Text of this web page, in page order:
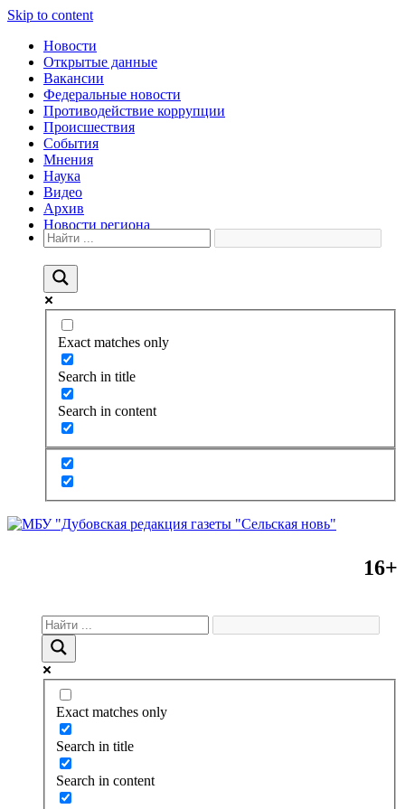
Skip to content
Новости
Открытые данные
Вакансии
Федеральные новости
Противодействие коррупции
Происшествия
События
Мнения
Наука
Видео
Архив
Новости региона
Exact matches only
Search in title
Search in content
16+
Exact matches only
Search in title
Search in content